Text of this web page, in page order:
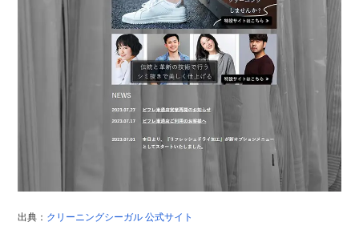
出典： クリーニングシーガル 公式サイト